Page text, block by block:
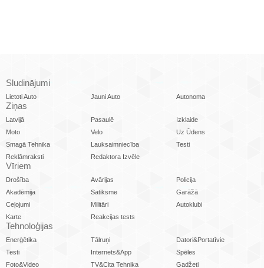
Sludinājumi
Lietoti Auto Jauni Auto Autonoma
Ziņas
Latvijā Pasaulē
Izklaide
Moto
Velo
Uz Ūdens
Smagā Tehnika
Lauksaimniecība
Testi
Reklāmraksti
Redaktora Izvēle
Vīriem
Drošība Avārijas
Policija
Akadēmija
Satiksme
Garāžā
Ceļojumi
Militāri
Autoklubi
Karte
Reakcijas tests
Tehnoloģijas
Enerģētika Tālruņi
Datori&Portatīvie
Testi
Internets&App
Spēles
Foto&Video
TV&Cita Tehnika
Gadžeti